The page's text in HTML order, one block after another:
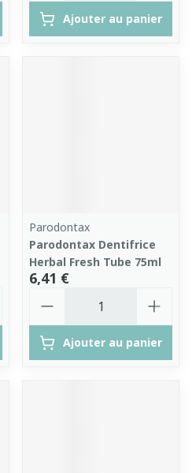
Ajouter au panier
Parodontax
Parodontax Dentifrice
Herbal Fresh Tube 75ml
6,41 €
Ajouter au panier